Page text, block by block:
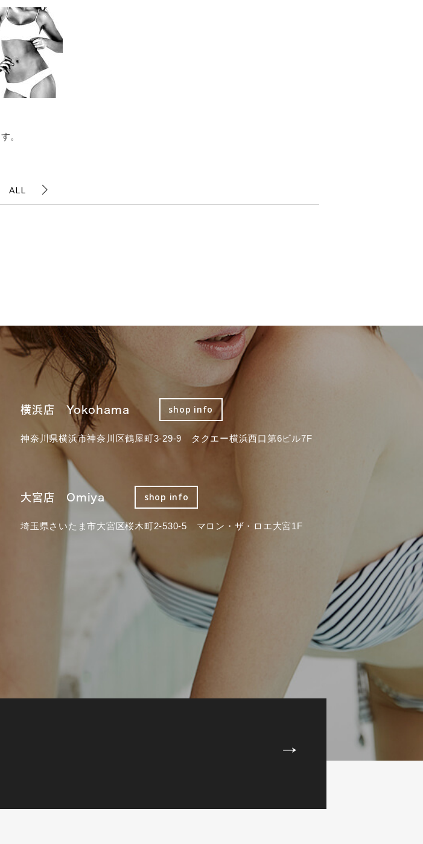
。
ALL
横浜店 Yokohama shop info
神奈川県横浜市神奈川区鶴屋町3-29-9 タクエー横浜西口第6ビル7F
大宮店 Omiya shop info
埼玉県さいたま市大宮区桜木町2-530-5 マロン・ザ・ロエ大宮1F